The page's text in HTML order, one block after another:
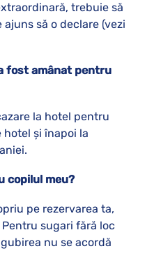
trebuie să
să o declare (vezi
fost amânat pentru
la hotel pentru
și înapoi la
copilul meu?
pe rezervarea ta,
sugari fără loc
nu se acordă